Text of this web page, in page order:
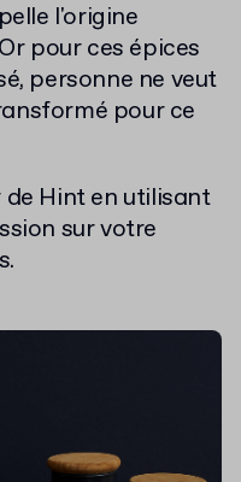
l'origine
pour ces épices
personne ne veut
pour ce
de Hint en utilisant
sur votre